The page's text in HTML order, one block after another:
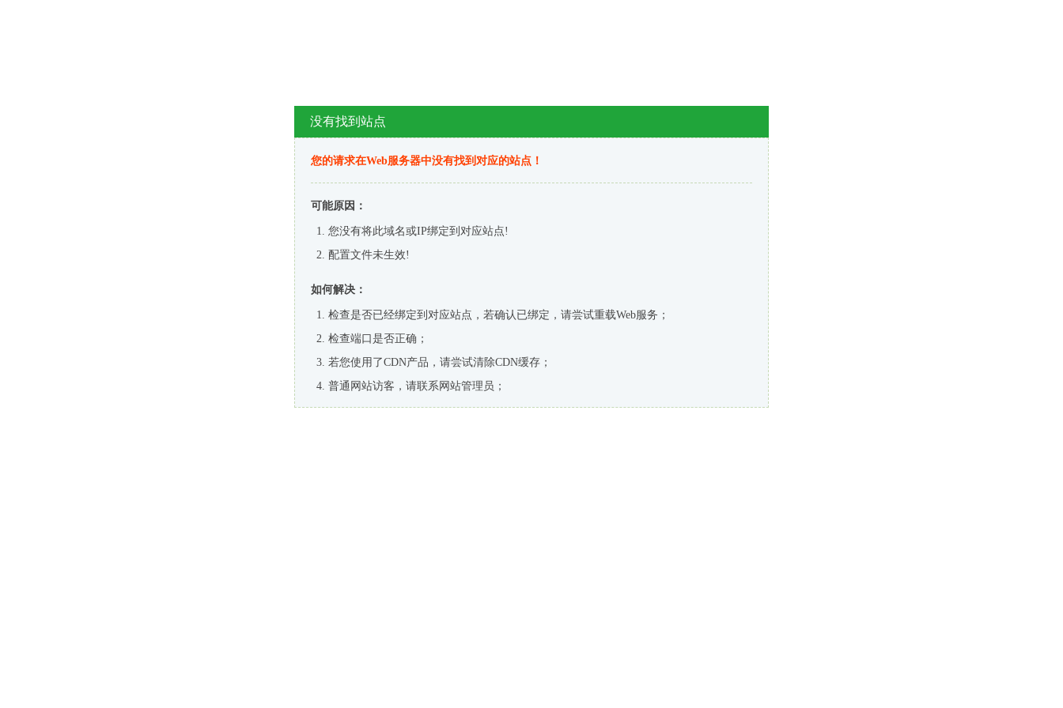
没有找到站点
您的请求在Web服务器中没有找到对应的站点！
可能原因：
您没有将此域名或IP绑定到对应站点!
配置文件未生效!
如何解决：
检查是否已经绑定到对应站点，若确认已绑定，请尝试重载Web服务；
检查端口是否正确；
若您使用了CDN产品，请尝试清除CDN缓存；
普通网站访客，请联系网站管理员；